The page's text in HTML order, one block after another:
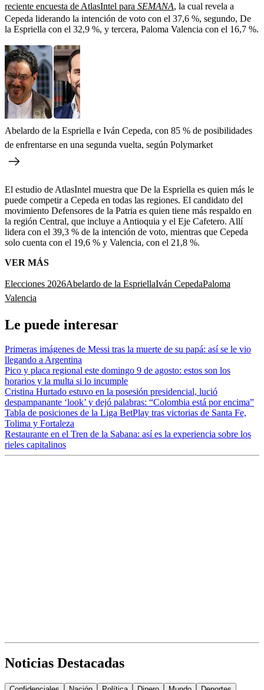
reciente encuesta de AtlasIntel para SEMANA, la cual revela a
Cepeda liderando la intención de voto con el 37,6 %, segundo, De
la Espriella con el 32,9 %, y tercera, Paloma Valencia con el 16,7 %.
Abelardo de la Espriella e Iván Cepeda, con 85 % de posibilidades
de enfrentarse en una segunda vuelta, según Polymarket
El estudio de AtlasIntel muestra que De la Espriella es quien más le
puede competir a Cepeda en todas las regiones. El candidato del
movimiento Defensores de la Patria es quien tiene más respaldo en
la región Central, que incluye a Antioquia y el Eje Cafetero. Allí
lidera con el 39,3 % de la intención de voto, mientras que Cepeda
solo cuenta con el 19,6 % y Valencia, con el 21,8 %.
VER MÁS
Elecciones 2026Abelardo de la EspriellaIván CepedaPaloma
Valencia
Le puede interesar
Primeras imágenes de Messi tras la muerte de su papá: así se le vio
llegando a Argentina
Pico y placa regional este domingo 9 de agosto: estos son los
horarios y la multa si lo incumple
Cristina Hurtado estuvo en la posesión presidencial, lució
despampanante ‘look’ y dejó palabras: “Colombia está por encima”
Tabla de posiciones de la Liga BetPlay tras victorias de Santa Fe,
Tolima y Fortaleza
Restaurante en el Tren de la Sabana: así es la experiencia sobre los
rieles capitalinos
Noticias Destacadas